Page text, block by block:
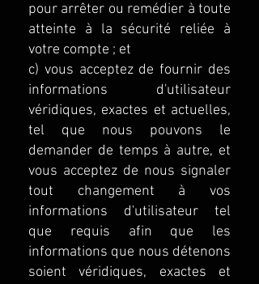
pour arrêter ou remédier à toute
atteinte à la sécurité reliée à
votre compte ; et
c) vous acceptez de fournir des
informations d'utilisateur
véridiques, exactes et actuelles,
tel que nous pouvons le
demander de temps à autre, et
vous acceptez de nous signaler
tout changement à vos
informations d'utilisateur tel
que requis afin que les
informations que nous détenons
soient véridiques, exactes et